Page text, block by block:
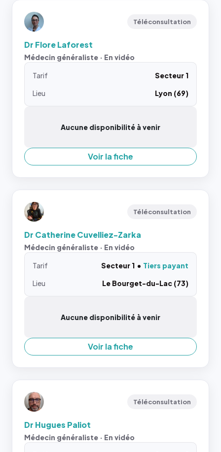
Téléconsultation
Dr Flore Laforest
Médecin généraliste · En vidéo
Tarif
Secteur 1
Lieu
Lyon (69)
Aucune disponibilité à venir
Voir la fiche
Téléconsultation
Dr Catherine Cuvelliez-Zarka
Médecin généraliste · En vidéo
Tarif Secteur 1
Tiers payant
Lieu
Le Bourget-du-Lac (73)
Aucune disponibilité à venir
Voir la fiche
Téléconsultation
Dr Hugues Paliot
Médecin généraliste · En vidéo